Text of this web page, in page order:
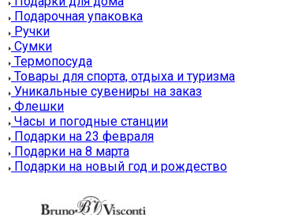
Подарочная упаковка
Ручки
Сумки
Термопосуда
Товары для спорта, отдыха и туризма
Уникальные сувениры на заказ
Флешки
Часы и погодные станции
Подарки на 23 февраля
Подарки на 8 марта
Подарки на новый год и рождество